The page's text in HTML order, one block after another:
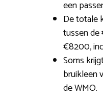
een
De totale
tussen
€8200,
Soms
bruikleen
de WMO.